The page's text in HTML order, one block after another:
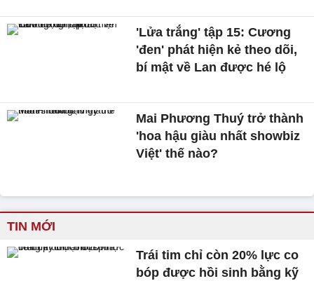
'Lửa trắng' tập 15: Cương
'đen' phát hiện kẻ theo dõi,
bí mật về Lan được hé lộ
Mai Phương Thuý trở thành
'hoa hậu giàu nhất showbiz
Việt' thế nào?
TIN MỚI
Trái tim chỉ còn 20% lực co
bóp được hồi sinh bằng kỹ